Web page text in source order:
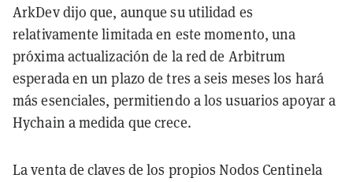
ArkDev dijo que, aunque su utilidad es
relativamente limitada en este momento, una
próxima actualización de la red de Arbitrum
esperada en un plazo de tres a seis meses los hará
más esenciales, permitiendo a los usuarios apoyar a
Hychain a medida que crece.
La venta de claves de los propios Nodos Centinela